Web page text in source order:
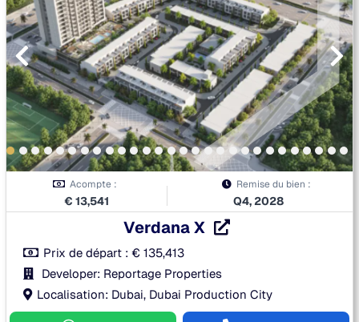
Acompte :
€ 13,541
Remise du bien :
Q4, 2028
Verdana X
Prix de départ :€ 135,413
Developer: Reportage Properties
Localisation: Dubai, Dubai Production City